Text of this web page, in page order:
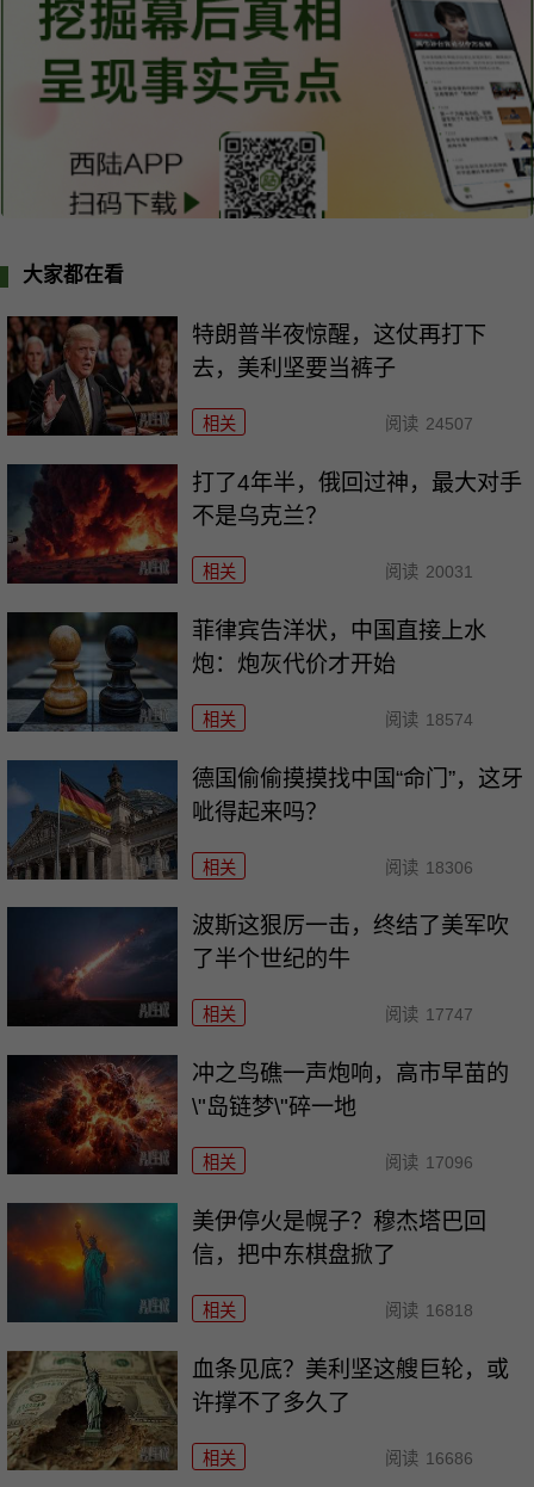
大家都在看
特朗普半夜惊醒，这仗再打下
去，美利坚要当裤子
相关 阅读 24507
打了4年半，俄回过神，最大对手
不是乌克兰？
相关 阅读 20031
菲律宾告洋状，中国直接上水
炮：炮灰代价才开始
相关 阅读 18574
德国偷偷摸摸找中国“命门”，这牙
呲得起来吗？
相关 阅读 18306
波斯这狠厉一击，终结了美军吹
了半个世纪的牛
相关 阅读 17747
冲之鸟礁一声炮响，高市早苗的
\"岛链梦\"碎一地
相关 阅读 17096
美伊停火是幌子？穆杰塔巴回
信，把中东棋盘掀了
相关 阅读 16818
血条见底？美利坚这艘巨轮，或
许撑不了多久了
相关 阅读 16686